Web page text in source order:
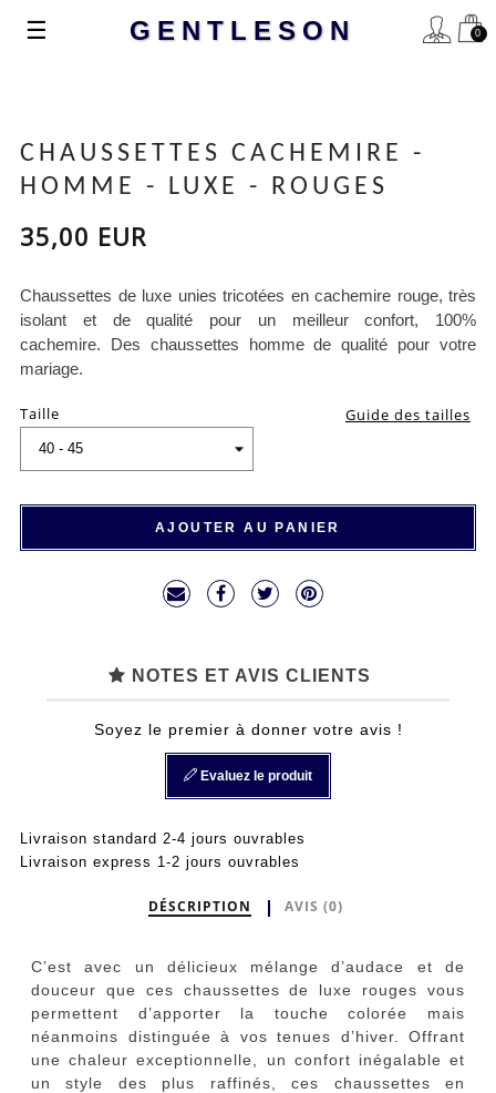
Basculer
☰ GENTLESON 0
CHAUSSETTES CACHEMIRE -
HOMME - LUXE - ROUGES
35,00 EUR
Chaussettes de luxe unies tricotées en cachemire rouge, très
isolant et de qualité pour un meilleur confort, 100%
cachemire. Des chaussettes homme de qualité pour votre
mariage.
Taille Guide des tailles
AJOUTER AU PANIER
NOTES ET AVIS CLIENTS
Soyez le premier à donner votre avis !
Evaluez le produit
Livraison standard 2-4 jours ouvrables
Livraison express 1-2 jours ouvrables
DÉSCRIPTION AVIS (0)
C’est avec un délicieux mélange d’audace et de
douceur que ces chaussettes de luxe rouges vous
permettent d’apporter la touche colorée mais
néanmoins distinguée à vos tenues d’hiver. Offrant
une chaleur exceptionnelle, un confort inégalable et
un style des plus raffinés, ces chaussettes en